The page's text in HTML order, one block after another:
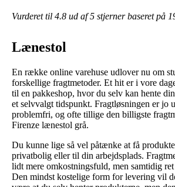
Vurderet til 4.8 ud af 5 stjerner baseret på
Lænestol
En række online varehuse udlover nu om
forskellige fragtmetoder. Et hit er i vore
til en pakkeshop, hvor du selv kan hente
et selvvalgt tidspunkt. Fragtløsningen er jo
problemfri, og ofte tillige den billigste
Firenze lænestol grå.
Du kunne lige så vel påtænke at få
privatbolig eller til din arbejdsplads.
lidt mere omkostningsfuld, men samtidig
Den mindst kostelige form for levering vil